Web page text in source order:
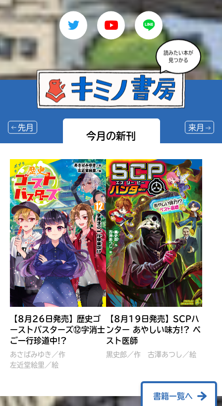
読みたい本が
見つかる
今月の新刊
先月 来月
ぼくたちのマインクラフト
冒険記 エンチャント剣
VS暴走モブ
営委員会／協力
レッツゴー！まいぜんシス
ターズ とつぜん、王様に
佐久間さのすけ／絵
【8月26日発売】歴史ゴ
ーストバスターズ⑫字消士
ご一行珍道中!?
あさばみゆき／作
左近堂絵里／絵
【8月19日発売】SCPハ
ンター あやしい味方!? ペ
スト医師
黒史郎／作 古澤あつし／絵
書籍一覧へ